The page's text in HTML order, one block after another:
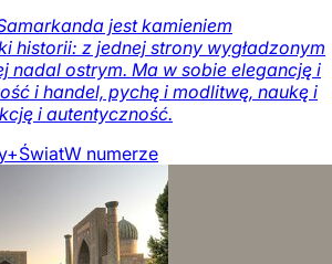
jest kamieniem
historii: z jednej strony wygładzonym
nadal ostrym. Ma w sobie elegancję i
i handel, pychę i modlitwę, naukę i
i autentyczność.
ŚwiatW numerze